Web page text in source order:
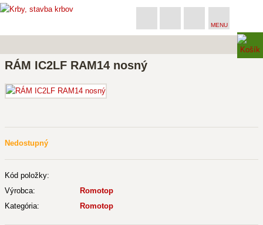
MENU
RÁM IC2LF RAM14 nosný
Nedostupný
Kód položky:
Výrobca:
Romotop
Kategória:
Romotop